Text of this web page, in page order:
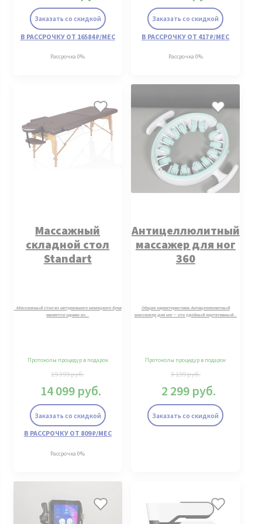
Заказать со скидкой
В РАССРОЧКУ ОТ 16584 ₽/МЕС
Рассрочка 0%
Заказать со скидкой
В РАССРОЧКУ ОТ 417 ₽/МЕС
Рассрочка 0%
Заказать со скидкой
Массажный
складной стол
Standart
Массажный стол из натурального немецкого бука
является одним из…
Протоколы процедур в подарок
19 399руб.
14 099 руб.
В РАССРОЧКУ ОТ 809 ₽/МЕС
Рассрочка 0%
Заказать со скидкой
Антицеллюлитный
массажер для ног
360
Общая характеристика Антицеллюлитный
массажер для ног – это удобный портативный…
Протоколы процедур в подарок
3 199руб.
2 299 руб.